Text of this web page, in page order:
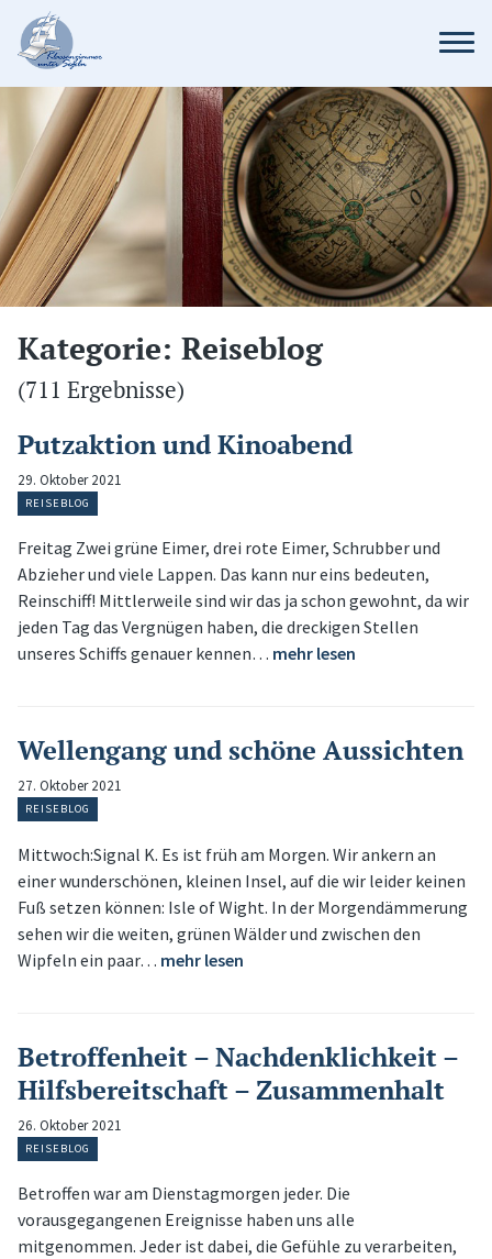
Kategorie: Reiseblog
(711 Ergebnisse)
Putzaktion und Kinoabend
29. Oktober 2021
REISEBLOG
Freitag Zwei grüne Eimer, drei rote Eimer, Schrubber und
Abzieher und viele Lappen. Das kann nur eins bedeuten,
Reinschiff! Mittlerweile sind wir das ja schon gewohnt, da wir
jeden Tag das Vergnügen haben, die dreckigen Stellen
unseres Schiffs genauer kennen… mehr lesen
Wellengang und schöne Aussichten
27. Oktober 2021
REISEBLOG
Mittwoch:Signal K. Es ist früh am Morgen. Wir ankern an
einer wunderschönen, kleinen Insel, auf die wir leider keinen
Fuß setzen können: Isle of Wight. In der Morgendämmerung
sehen wir die weiten, grünen Wälder und zwischen den
Wipfeln ein paar… mehr lesen
Betroffenheit – Nachdenklichkeit –
Hilfsbereitschaft – Zusammenhalt
26. Oktober 2021
REISEBLOG
Betroffen war am Dienstagmorgen jeder. Die
vorausgegangenen Ereignisse haben uns alle
mitgenommen. Jeder ist dabei, die Gefühle zu verarbeiten,